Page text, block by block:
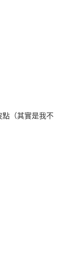
（其實是我不